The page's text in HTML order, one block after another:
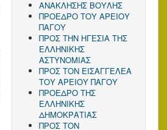
ΑΝΑΚΛΗΣΗΣ ΒΟΥΛΗΣ
ΠΡΟΕΔΡΟ ΤΟΥ ΑΡΕΙΟΥ
ΠΑΓΟΥ
ΠΡΟΣ ΤΗΝ ΗΓΕΣΙΑ ΤΗΣ
ΕΛΛΗΝΙΚΗΣ
ΑΣΤΥΝΟΜΙΑΣ
ΠΡΟΣ ΤΟΝ ΕΙΣΑΓΓΕΛΕΑ
ΤΟΥ ΑΡΕΙΟΥ ΠΑΓΟΥ
ΠΡΟΕΔΡΟ ΤΗΣ
ΕΛΛΗΝΙΚΗΣ
ΔΗΜΟΚΡΑΤΙΑΣ
ΠΡΟΣ ΤΟΝ